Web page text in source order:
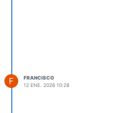
F
FRANCISCO
12 ENE. 2026 10:28